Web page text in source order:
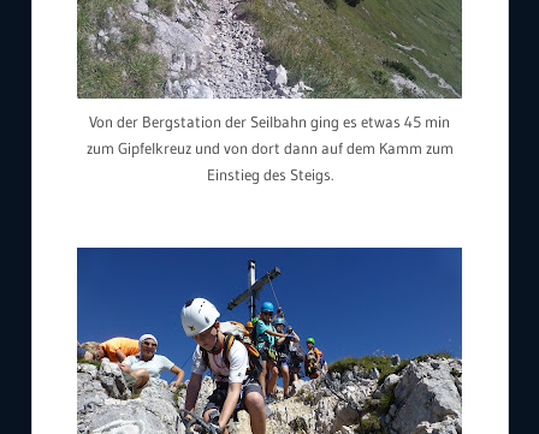
Von der Bergstation der Seilbahn ging es etwas 45 min
zum Gipfelkreuz und von dort dann auf dem Kamm zum
Einstieg des Steigs.